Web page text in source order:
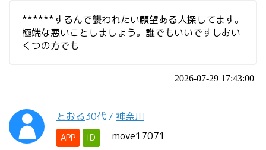
******するんで襲われたい願望ある人探してます。
極端な悪いことしましょう。誰でもいいですしおい
くつの方でも
2026-07-29 17:43:00
とおる30代 / 神奈川
APP ID move17071